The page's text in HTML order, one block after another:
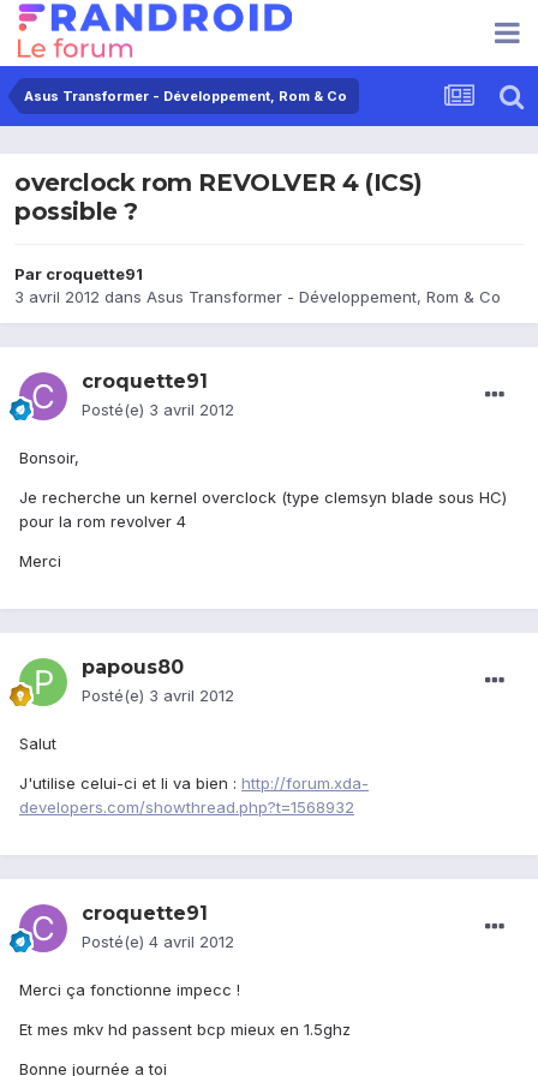
Asus Transformer - Développement, Rom & Co
overclock rom REVOLVER 4 (ICS)
possible ?
Par croquette91
3 avril 2012 dans Asus Transformer - Développement, Rom & Co
croquette91
Posté(e) 3 avril 2012
Bonsoir,
Je recherche un kernel overclock (type clemsyn blade sous HC)
pour la rom revolver 4
Merci
papous80
Posté(e) 3 avril 2012
Salut
J'utilise celui-ci et li va bien : http://forum.xda-
developers.com/showthread.php?t=1568932
croquette91
Posté(e) 4 avril 2012
Merci ça fonctionne impecc !
Et mes mkv hd passent bcp mieux en 1.5ghz
Bonne journée a toi